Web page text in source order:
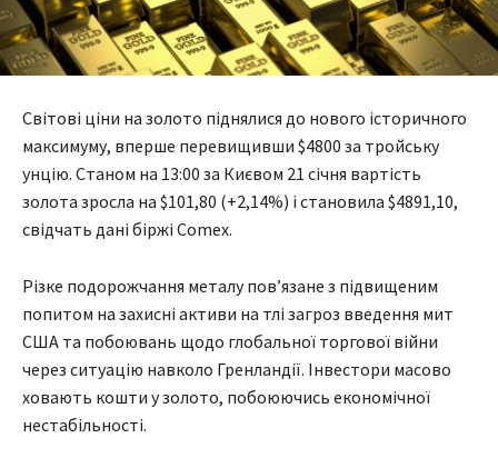
Світові ціни на золото піднялися до нового історичного
максимуму, вперше перевищивши $4800 за тройську
унцію. Станом на 13:00 за Києвом 21 січня вартість
золота зросла на $101,80 (+2,14%) і становила $4891,10,
свідчать дані біржі Comex.
Різке подорожчання металу пов’язане з підвищеним
попитом на захисні активи на тлі загроз введення мит
США та побоювань щодо глобальної торгової війни
через ситуацію навколо Гренландії. Інвестори масово
ховають кошти у золото, побоюючись економічної
нестабільності.